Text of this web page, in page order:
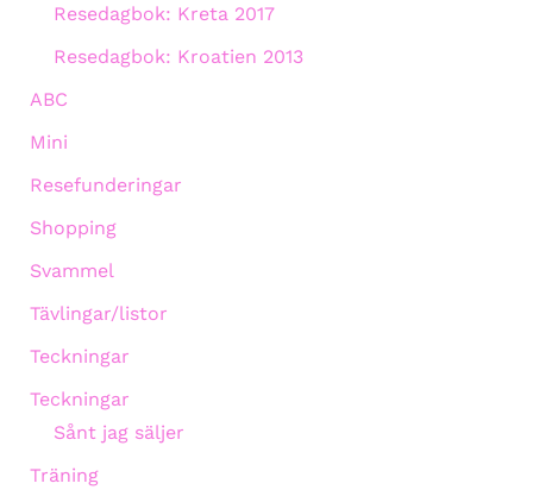
Resedagbok: Kreta 2017
Resedagbok: Kroatien 2013
ABC
Mini
Resefunderingar
Shopping
Svammel
Tävlingar/listor
Teckningar
Teckningar
Sånt jag säljer
Träning